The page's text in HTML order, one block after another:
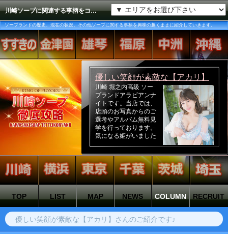
川崎ソープに関連する事柄をコラム形式で紹介します。
ソープランドの歴史、現在の状況、その他ソープに関する事柄を興味の趣くままに紹介していきます。
TOP LIST MAP NEWS COLUMN RECRUIT
優しい笑顔が素敵な【アカリ】さんのご紹介です♪